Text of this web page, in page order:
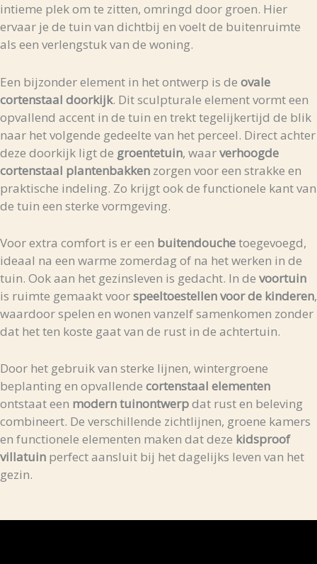
intieme plekom te zitten, omringd door groen. Hier
ervaar je de tuin van dichtbij en voeltde buitenruimte
als een verlengstukvan de woning.
Een bijzonderelement in hetontwerp is de ovale
cortenstaal doorkijk. Ditsculpturale elementvormteen
opvallend accent in de tuin en trekttegelijkertijd de blik
naar hetvolgende gedeelte van het perceel. Directachter
deze doorkijk ligtde groentetuin, waarverhoogde
cortenstaal plantenbakken zorgen vooreen strakke en
praktische indeling. Zo krijgtookde functionele kantvan
de tuin een sterke vormgeving.
Voorextra comfort is ereen buitendouchetoegevoegd,
ideaal na een warme zomerdagof na hetwerken in de
tuin. Ookaan het gezinsleven is gedacht. In de voortuin
is ruimte gemaaktvoorspeeltoestellenvoorde kinderen,
waardoorspelen en wonen vanzelfsamenkomen zonder
dat hetten koste gaatvan de rust in de achtertuin.
Door het gebruikvan sterke lijnen, wintergroene
beplantingen opvallende cortenstaal elementen
ontstaateen moderntuinontwerpdat rusten beleving
combineert. De verschillende zichtlijnen, groene kamers
en functionele elementen maken datdeze kidsproof
villatuin perfectaansluit bij hetdagelijks leven van het
gezin.